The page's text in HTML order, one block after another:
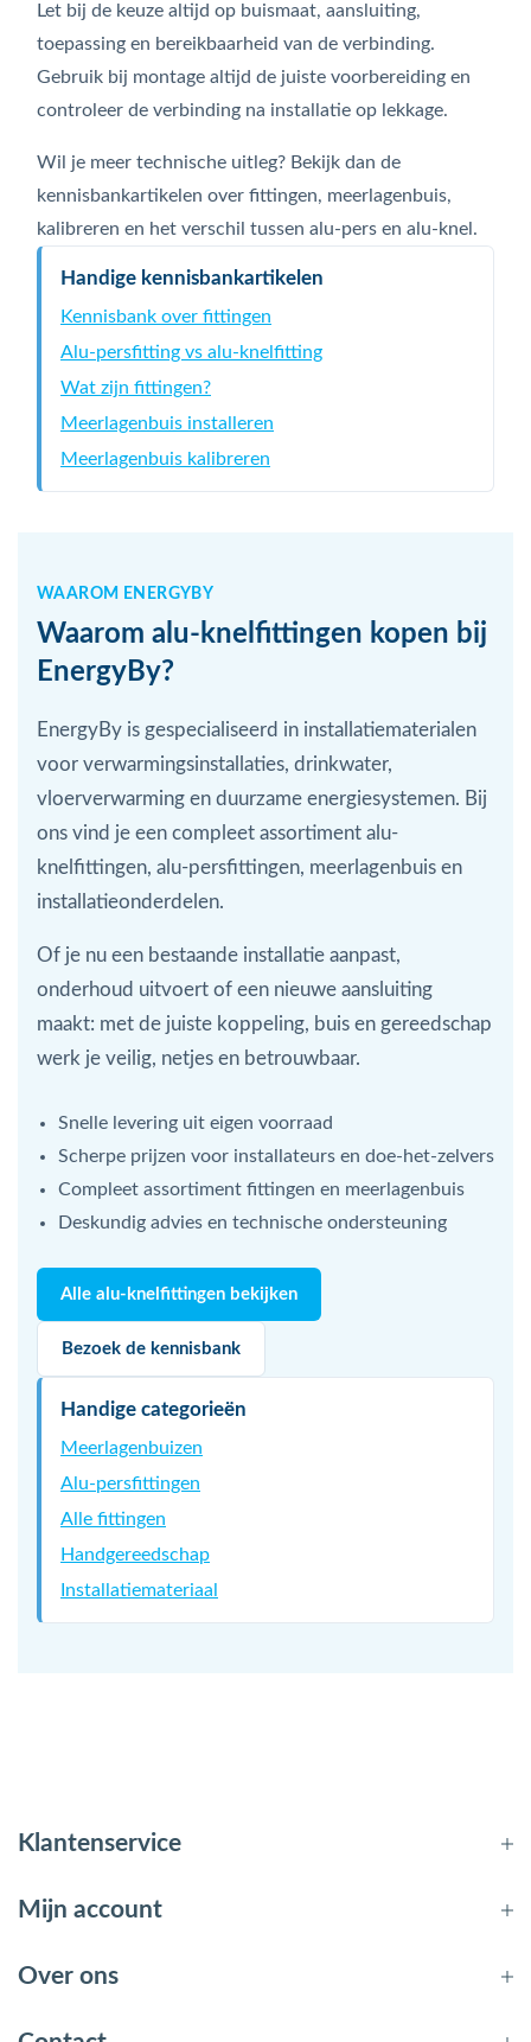
Let bij de keuze altijd op buismaat, aansluiting,
toepassing en bereikbaarheid van de verbinding.
Gebruik bij montage altijd de juiste voorbereiding en
controleer de verbinding na installatie op lekkage.
Wil je meer technische uitleg? Bekijk dan de
kennisbankartikelen over fittingen, meerlagenbuis,
kalibreren en het verschil tussen alu-pers en alu-knel.
Handige kennisbankartikelen
Kennisbank over fittingen
Alu-persfitting vs alu-knelfitting
Wat zijn fittingen?
Meerlagenbuis installeren
Meerlagenbuis kalibreren
WAAROM ENERGYBY
Waarom alu-knelfittingen kopen bij
EnergyBy?
EnergyBy is gespecialiseerd in installatiematerialen
voor verwarmingsinstallaties, drinkwater,
vloerverwarming en duurzame energiesystemen. Bij
ons vind je een compleet assortiment alu-
knelfittingen, alu-persfittingen, meerlagenbuis en
installatieonderdelen.
Of je nu een bestaande installatie aanpast,
onderhoud uitvoert of een nieuwe aansluiting
maakt: met de juiste koppeling, buis en gereedschap
werk je veilig, netjes en betrouwbaar.
Snelle levering uit eigen voorraad
Scherpe prijzen voor installateurs en doe-het-zelvers
Compleet assortiment fittingen en meerlagenbuis
Deskundig advies en technische ondersteuning
Alle alu-knelfittingen bekijken
Bezoek de kennisbank
Handige categorieën
Meerlagenbuizen
Alu-persfittingen
Alle fittingen
Handgereedschap
Installatiemateriaal
Klantenservice
Mijn account
Over ons